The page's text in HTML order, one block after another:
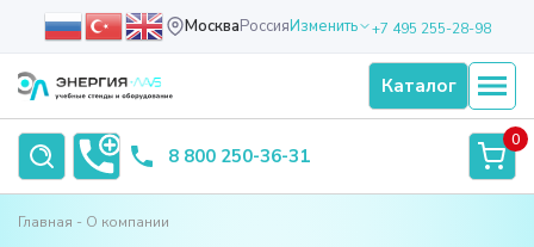
МоскваРоссияИзменить +7 495 255-28-98
Каталог
8 800 250-36-31
0
Главная О компании